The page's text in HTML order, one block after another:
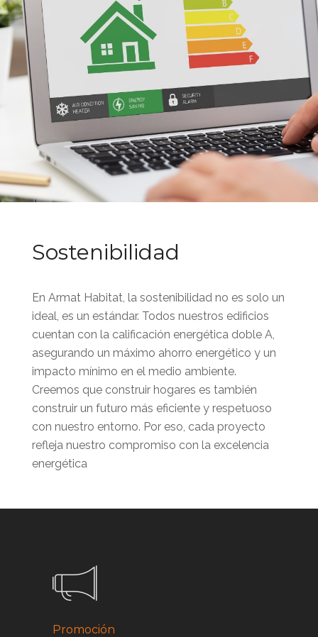
Sostenibilidad
En Armat Habitat, la sostenibilidad no es solo un
ideal, es un estándar. Todos nuestros edificios
cuentan con la calificación energética doble A,
asegurando un máximo ahorro energético y un
impacto mínimo en el medio ambiente.
Creemos que construir hogares es también
construir un futuro más eficiente y respetuoso
con nuestro entorno. Por eso, cada proyecto
refleja nuestro compromiso con la excelencia
energética
Promoción